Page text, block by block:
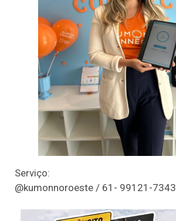
Serviço:
@kumonnoroeste / 61- 99121-7343